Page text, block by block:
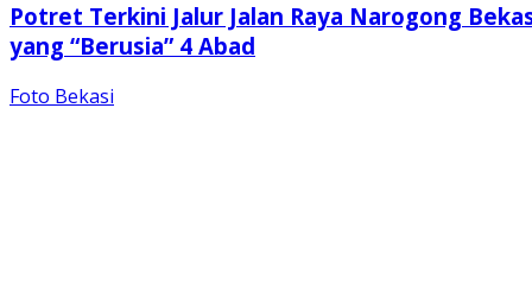
Potret Terkini Jalur Jalan Raya Narogong
yang “Berusia” 4 Abad
Foto Bekasi